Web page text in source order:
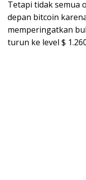
Tetapi tidak semua
depan bitcoin
memperingatkan
turun ke level $